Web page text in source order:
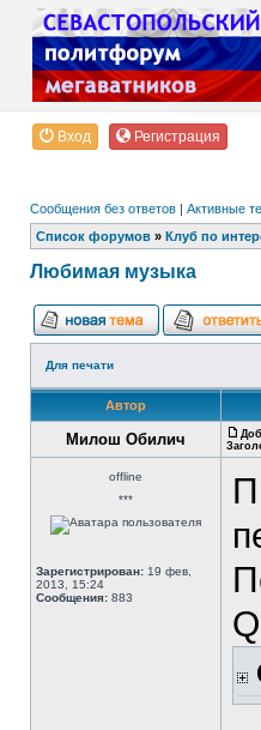
Вход Регистрация
Сообщения без ответов | Активные
Список форумов » Клуб по
Любимая музыка
Для печати
Автор
Милош Обилич
offline
***
Зарегистрирован: 19 фев,
2013, 15:24
Сообщения: 883